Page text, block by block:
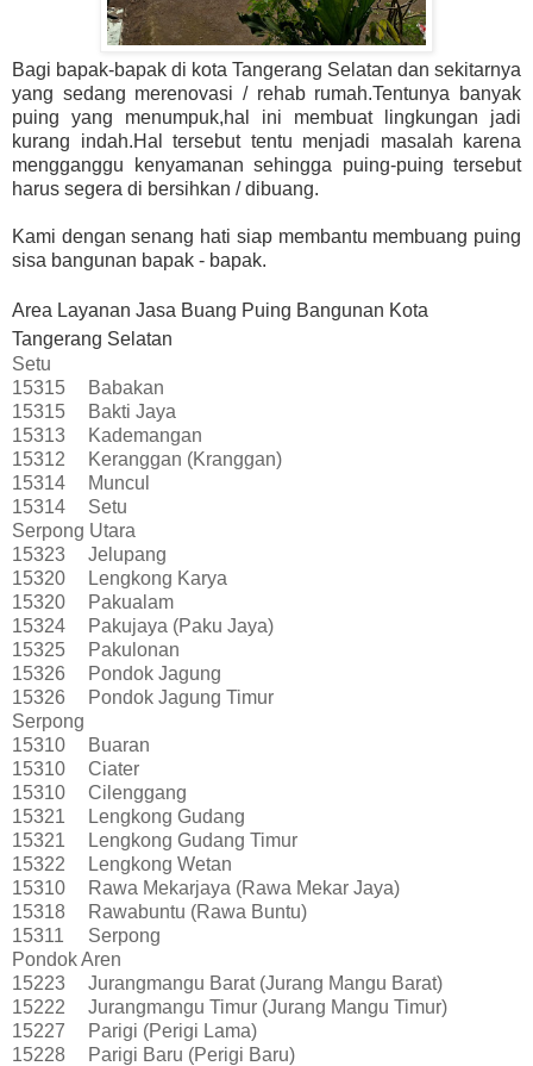
Bagi bapak-bapak di kota Tangerang Selatan dan sekitarnya
yang sedang merenovasi / rehab rumah.Tentunya banyak
puing yang menumpuk,hal ini membuat lingkungan jadi
kurang indah.Hal tersebut tentu menjadi masalah karena
mengganggu kenyamanan sehingga puing-puing tersebut
harus segera di bersihkan / dibuang.
Kami dengan senang hati siap membantu membuang puing
sisa bangunan bapak - bapak.
Area Layanan Jasa Buang Puing Bangunan Kota
Tangerang Selatan
Setu
15315
Babakan
15315
Bakti Jaya
15313
Kademangan
15312
Keranggan (Kranggan)
15314
Muncul
15314
Setu
Serpong Utara
15323
Jelupang
15320
Lengkong Karya
15320
Pakualam
15324
Pakujaya (Paku Jaya)
15325
Pakulonan
15326
Pondok Jagung
15326
Pondok Jagung Timur
Serpong
15310
Buaran
15310
Ciater
15310
Cilenggang
15321
Lengkong Gudang
15321
Lengkong Gudang Timur
15322
Lengkong Wetan
15310
Rawa Mekarjaya (Rawa Mekar Jaya)
15318
Rawabuntu (Rawa Buntu)
15311
Serpong
Pondok Aren
15223
Jurangmangu Barat (Jurang Mangu Barat)
15222
Jurangmangu Timur (Jurang Mangu Timur)
15227
Parigi (Perigi Lama)
15228
Parigi Baru (Perigi Baru)